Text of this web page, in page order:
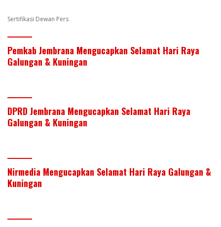
Sertifikasi Dewan Pers
Pemkab Jembrana Mengucapkan Selamat Hari Raya
Galungan & Kuningan
DPRD Jembrana Mengucapkan Selamat Hari Raya
Galungan & Kuningan
Nirmedia Mengucapkan Selamat Hari Raya Galungan &
Kuningan